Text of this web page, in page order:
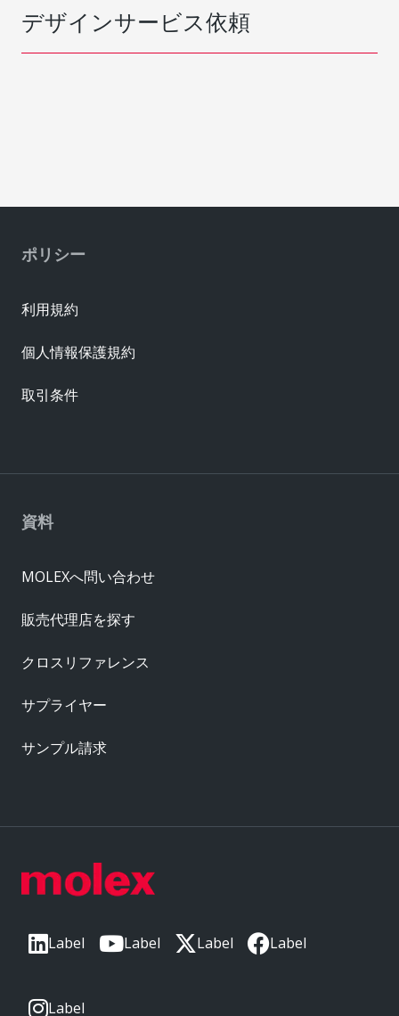
デザインサービス依頼
Label Label Label Label
Label
資料
MOLEXへ問い合わせ
販売代理店を探す
クロスリファレンス
サプライヤー
サンプル請求
ポリシー
利用規約
個人情報保護規約
取引条件